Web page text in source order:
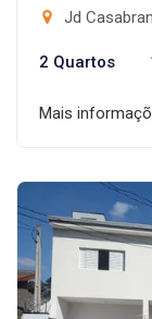
Jd
2 Quartos
Mais